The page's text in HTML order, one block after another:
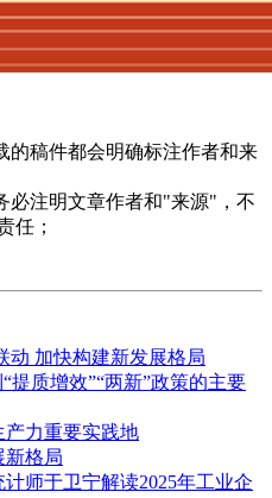
的稿件都会明确标注作者和来
必注明文章作者和"来源"，不
任；
动 加快构建新发展格局
提质增效”“两新”政策的主要
产力重要实践地
新格局
师于卫宁解读2025年工业企